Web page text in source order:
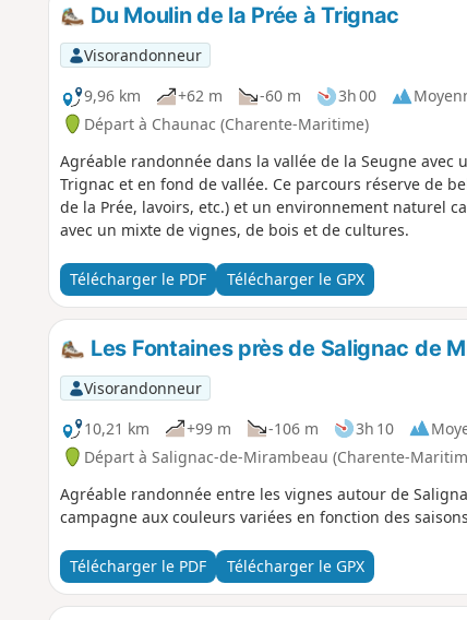
Du Moulin de la Prée à Trignac
Visorandonneur
9,96 km
+62 m -60 m 3h 00
Départ à Chaunac (Charente-Maritime)
Agréable randonnée dans la vallée de la Seugne
Trignac et en fond de vallée. Ce parcours réserve de
de la Prée, lavoirs, etc.) et un environnement naturel
avec un mixte de vignes, de bois et de cultures.
Télécharger le PDF Télécharger le GPX
Les Fontaines près de Salignac de
Visorandonneur
10,21 km
+99 m -106 m 3h 10
Départ à Salignac-de-Mirambeau (Charente-
Agréable randonnée entre les vignes autour de
campagne aux couleurs variées en fonction des
Télécharger le PDF Télécharger le GPX